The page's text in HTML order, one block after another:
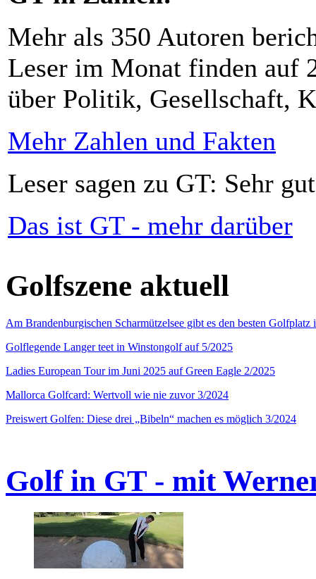
Mehr als 350 Autoren
Leser im Monat finden auf
über Politik, Gesellschaft,
Mehr Zahlen und Fakten
Leser sagen zu GT: Sehr
Das ist GT - mehr darüber
Golfszene aktuell
Am Brandenburgischen Scharmützelsee gibt es den besten
Golflegende Langer teet in Winstongolf auf 5/2025
Ladies European Tour im Juni 2025 auf Green Eagle 2/2025
Mallorca Golfcard: Wertvoll wie nie zuvor 3/2024
Preiswert Golfen: Diese drei „Bibeln“ machen es möglich 3/2024
Golf in GT - mit